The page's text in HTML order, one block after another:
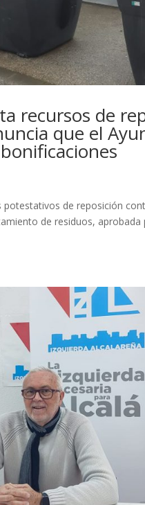
recursos de
que el
de reposición
de residuos,